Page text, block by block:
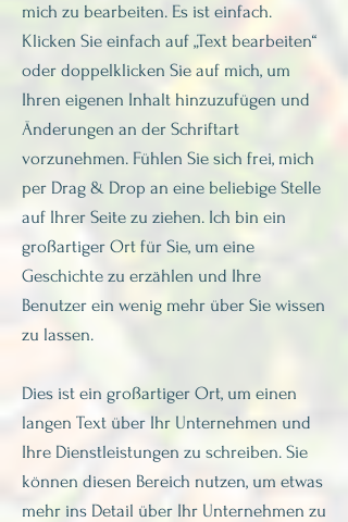
mich zu bearbeiten. Es ist einfach.
Klicken Sie einfach auf „Text bearbeiten“
oder doppelklicken Sie auf mich, um
Ihren eigenen Inhalt hinzuzufügen und
Änderungen an der Schriftart
vorzunehmen. Fühlen Sie sich frei, mich
per Drag & Drop an eine beliebige Stelle
auf Ihrer Seite zu ziehen. Ich bin ein
großartiger Ort für Sie, um eine
Geschichte zu erzählen und Ihre
Benutzer ein wenig mehr über Sie wissen
zu lassen.
Dies ist ein großartiger Ort, um einen
langen Text über Ihr Unternehmen und
Ihre Dienstleistungen zu schreiben. Sie
können diesen Bereich nutzen, um etwas
mehr ins Detail über Ihr Unternehmen zu